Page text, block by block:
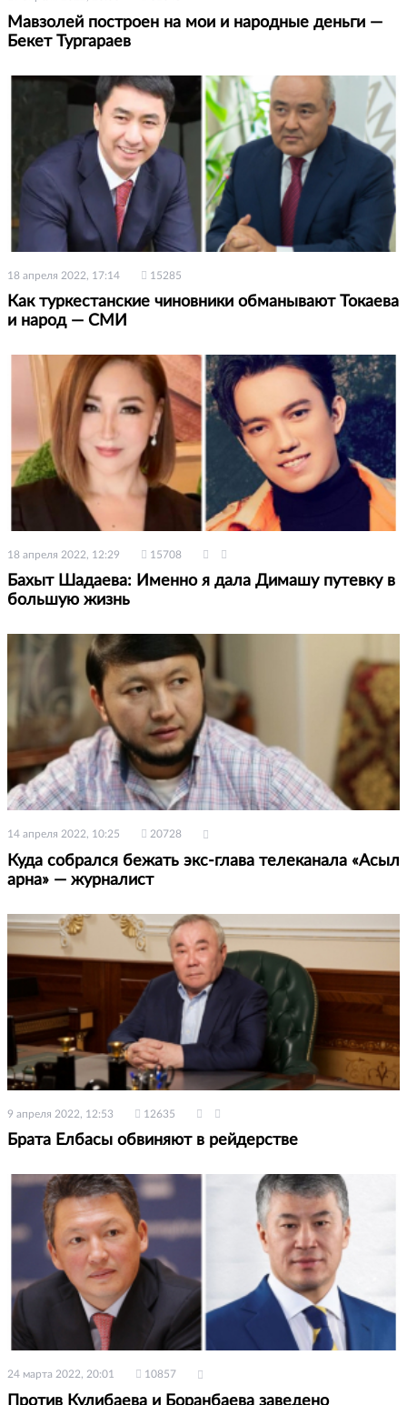
Мавзолей построен на мои и народные деньги —
Бекет Тургараев
18 апреля 2022, 17:14 15285
Как туркестанские чиновники обманывают Токаева
и народ — СМИ
18 апреля 2022, 12:29 15708
Бахыт Шадаева: Именно я дала Димашу путевку в
большую жизнь
14 апреля 2022, 10:25 20728
Куда собрался бежать экс-глава телеканала «Асыл
арна» — журналист
9 апреля 2022, 12:53 12635
Брата Елбасы обвиняют в рейдерстве
24 марта 2022, 20:01 10857
Против Кулибаева и Боранбаева заведено